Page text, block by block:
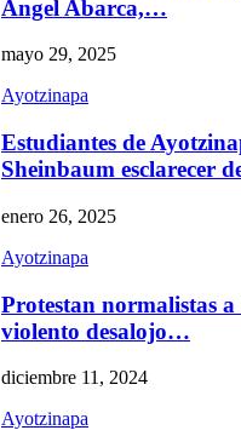
Ángel Abarca,…
mayo 29, 2025
Ayotzinapa
Estudiantes de
Sheinbaum esclarecer
enero 26, 2025
Ayotzinapa
Protestan normalistas a
violento desalojo…
diciembre 11, 2024
Ayotzinapa